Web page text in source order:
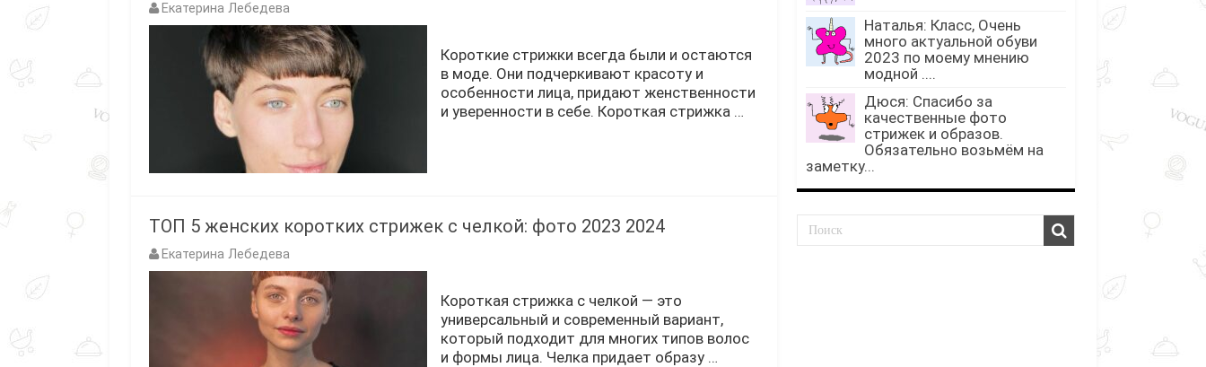
Екатерина Лебедева
Короткие стрижки всегда были и остаются
в моде. Они подчеркивают красоту и
особенности лица, придают женственности
и уверенности в себе. Короткая стрижка …
ТОП 5 женских коротких стрижек с челкой: фото 2023 2024
Екатерина Лебедева
Короткая стрижка с челкой — это
универсальный и современный вариант,
который подходит для многих типов волос
и формы лица. Челка придает образу …
Наталья: Класс, Очень
много актуальной обуви
2023 по моему мнению
модной ....
Дюся: Спасибо за
качественные фото
стрижек и образов.
Обязательно возьмём на
заметку...